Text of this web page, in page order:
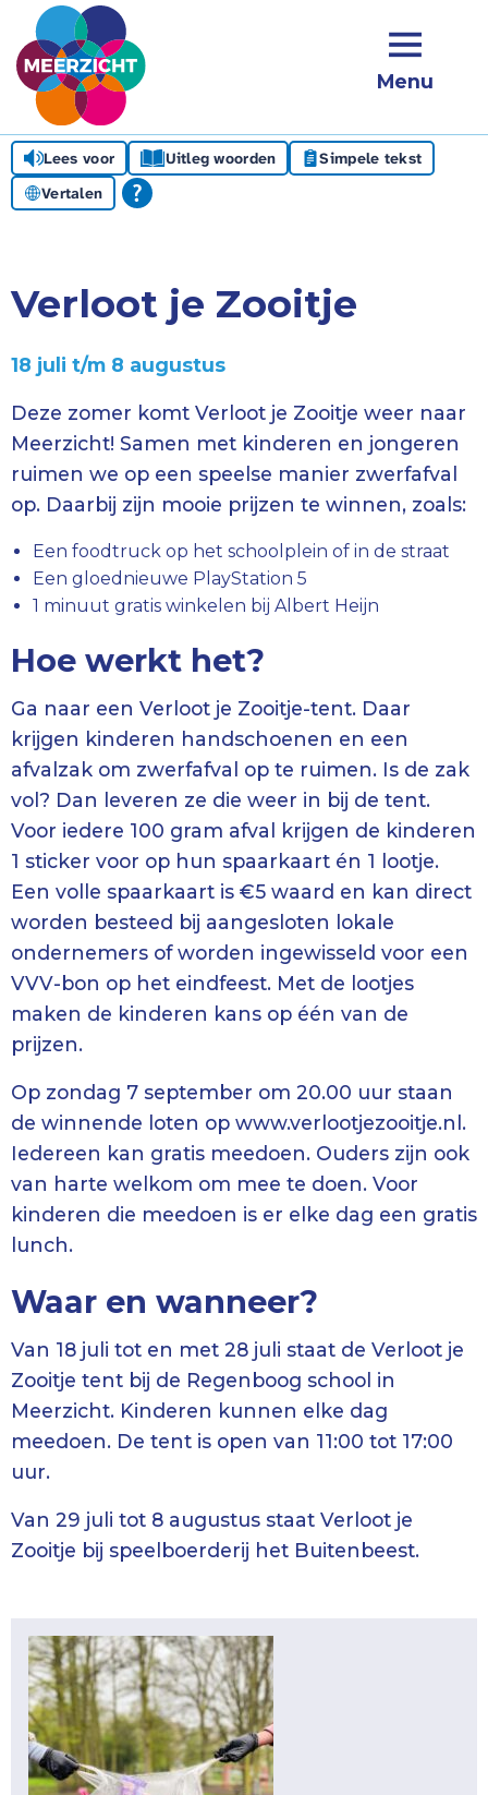
Menu
Lees voor Uitleg woorden
Simpele tekst
Vertalen
Verloot je Zooitje
18 juli t/m 8 augustus
Deze zomer komt Verloot je Zooitje weer naar
Meerzicht! Samen met kinderen en jongeren
ruimen we op een speelse manier zwerfafval
op. Daarbij zijn mooie prijzen te winnen, zoals:
Een foodtruck op het schoolplein of in de straat
Een gloednieuwe PlayStation 5
1 minuut gratis winkelen bij Albert Heijn
Hoe werkt het?
Ga naar een Verloot je Zooitje-tent. Daar
krijgen kinderen handschoenen en een
afvalzak om zwerfafval op te ruimen. Is de zak
vol? Dan leveren ze die weer in bij de tent.
Voor iedere 100 gram afval krijgen de kinderen
1 sticker voor op hun spaarkaart én 1 lootje.
Een volle spaarkaart is €5 waard en kan direct
worden besteed bij aangesloten lokale
ondernemers of worden ingewisseld voor een
VVV-bon op het eindfeest. Met de lootjes
maken de kinderen kans op één van de
prijzen.
Op zondag 7 september om 20.00 uur staan
de winnende loten op www.verlootjezooitje.nl.
Iedereen kan gratis meedoen. Ouders zijn ook
van harte welkom om mee te doen. Voor
kinderen die meedoen is er elke dag een gratis
lunch.
Waar en wanneer?
Van 18 juli tot en met 28 juli staat de Verloot je
Zooitje tent bij de Regenboog school in
Meerzicht. Kinderen kunnen elke dag
meedoen. De tent is open van 11:00 tot 17:00
uur.
Van 29 juli tot 8 augustus staat Verloot je
Zooitje bij speelboerderij het Buitenbeest.